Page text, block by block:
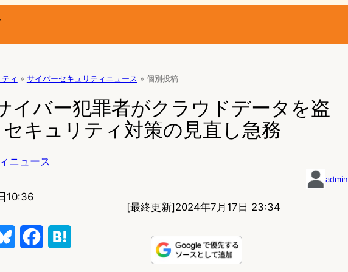
ィ » サイバーセキュリティニュース » 個別投稿
イバー犯罪者がクラウドデータを盗
キュリティ対策の見直し急務
ニュース
admin
10:36
[最終更新]2024年7月17日 23:34